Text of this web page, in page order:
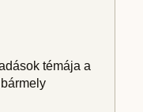
témája a